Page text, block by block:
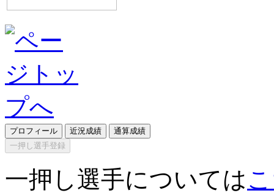
プロフィール 近況成績
通算成績
一押し選手登録
一押し選手については